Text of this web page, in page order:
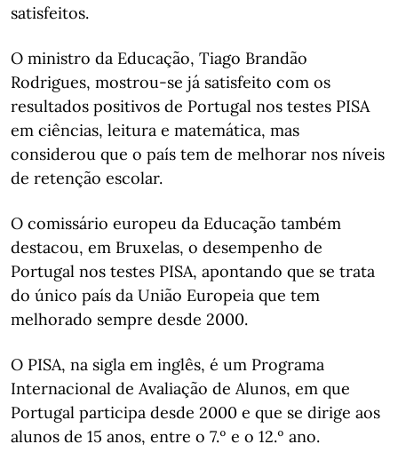
satisfeitos.
O ministro da Educação, Tiago Brandão
Rodrigues, mostrou-se já satisfeito com os
resultados positivos de Portugal nos testes PISA
em ciências, leitura e matemática, mas
considerou que o país tem de melhorar nos níveis
de retenção escolar.
O comissário europeu da Educação também
destacou, em Bruxelas, o desempenho de
Portugal nos testes PISA, apontando que se trata
do único país da União Europeia que tem
melhorado sempre desde 2000.
O PISA, na sigla em inglês, é um Programa
Internacional de Avaliação de Alunos, em que
Portugal participa desde 2000 e que se dirige aos
alunos de 15 anos, entre o 7.º e o 12.º ano.